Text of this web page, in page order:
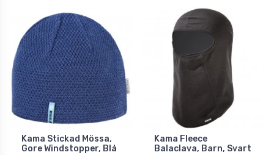
Kama Stickad Mössa,
Gore Windstopper, Blå
Kama Fleece
Balaclava, Barn, Svart